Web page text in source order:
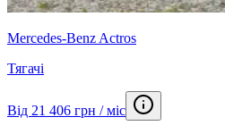
Mercedes-Benz Actros
Тягачі
Від 21 406 грн / міс